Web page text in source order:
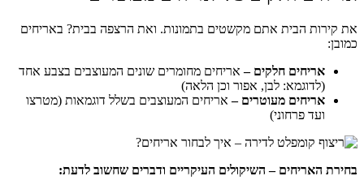
את קירות הבית אתם מקשטים בתמונות. ואת הרצפה בבית? באריחים
כמובן:
אריחים חלקים –אריחים מחומרים שונים המעוצבים בצבע אחד
(לדוגמא: לבן, אפור וכן הלאה)
אריחים מעוטרים –אריחים המעוצבים בשלל דוגמאות (מטרצו
ועד פרחוני)
בחירת האריחים – השיקולים העיקריים ודברים שחשוב לדעת: